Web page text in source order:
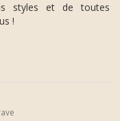
styles et de toutes
!